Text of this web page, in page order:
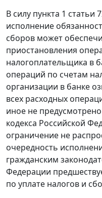
В силу пункта 1 статьи
исполнение
сборов может
приостановления
налогоплательщика в
операций по счетам
организации в банке
всех расходных
иное не предусмотрено
кодекса Российской
ограничение не
очередность
гражданским
Федерации
по уплате налогов и